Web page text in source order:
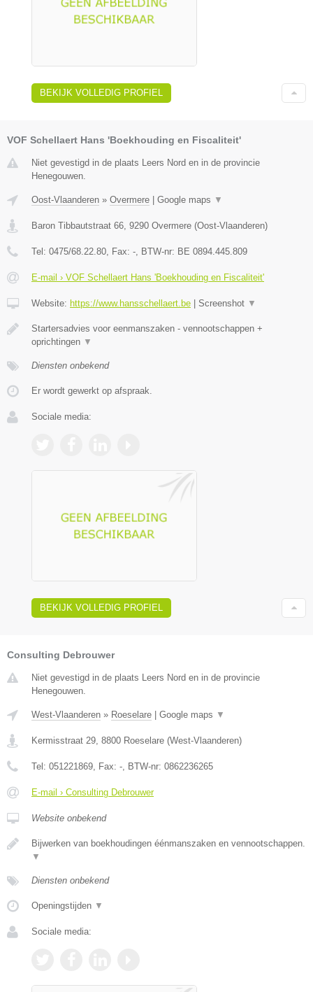
BEKIJK VOLLEDIG PROFIEL
VOF Schellaert Hans 'Boekhouding en Fiscaliteit'
Niet gevestigd in de plaats Leers Nord en in de provincie
Henegouwen.
Oost-Vlaanderen » Overmere Google maps ▼
Baron Tibbautstraat 66 9290 Overmere (Oost-Vlaanderen)
Tel: 0475/68.22.80 , Fax: - , BTW-nr: BE 0894.445.809
E-mail › VOF Schellaert Hans 'Boekhouding en Fiscaliteit'
Website: https://www.hansschellaert.be Screenshot ▼
Startersadvies voor eenmanszaken - vennootschappen +
oprichtingen ▼
Diensten onbekend
Er wordt gewerkt op afspraak.
Sociale media:
BEKIJK VOLLEDIG PROFIEL
Consulting Debrouwer
Niet gevestigd in de plaats Leers Nord en in de provincie
Henegouwen.
West-Vlaanderen » Roeselare | Google maps ▼
Kermisstraat 29 8800 Roeselare (West-Vlaanderen)
Tel: 051221869 , Fax: - , BTW-nr: 0862236265
E-mail › Consulting Debrouwer
Website onbekend
Bijwerken van boekhoudingen éénmanszaken en vennootschappen.
▼
Diensten onbekend
Openingstijden ▼
Sociale media: